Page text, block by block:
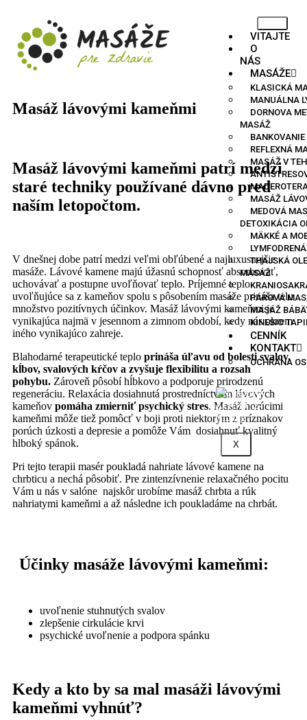
VITAJTE
O
NÁS
MASÁŽE
KLASICKÁ
MANUÁLNA
DORNOVA
MASÁŽ
REFLEXNÁ
MASÁŽ V
MASÁŽ
MEDOVÁ
DETOXIKÁCIA
MÄKKÉ A
THAJSKÁ
MASÁŽ
PÁROVÁ
MASÁŽ
KINESIO
CENNÍK
KONTAKT
OCHRANA
X
Masáž lávovými kameňmi
Masáž lávovými kameňmi patrí medzi
staré techniky používané dávno pred
naším letopočtom.
V dnešnej dobe patrí medzi veľmi obľúbené a najluxusnejšie
masáže. Lávové kamene majú úžasnú schopnosť absorbovať,
uchovávať a postupne uvoľňovať teplo. Príjemné teplo
uvoľňujúce sa z kameňov spolu s pôsobením masáže prináša telu
množstvo pozitívnych účinkov. Masáž lávovými kameňmi je
vynikajúca najmä v jesennom a zimnom období, kedy nás okrem
iného vynikajúco zahreje.
Blahodarné terapeutické teplo prináša úľavu od bolesti svalov,
kĺbov, svalových kŕčov a zvyšuje flexibilitu a rozsah
pohybu. Zároveň pôsobí hĺbkovo a podporuje prirodzenú
regeneráciu. Relaxácia dosiahnutá prostredníctvom lávových
kameňov pomáha zmierniť psychický stres. Masáž horúcimi
kameňmi môže tiež pomôcť v boji proti niektorým z príznakov
porúch úzkosti a depresie a pomôže Vám dosiahnuť kvalitný
hlboký spánok.
Pri tejto terapii masér poukladá nahriate lávové kamene na
chrbticu a nechá pôsobiť. Pre zintenzívnenie relaxačného pocitu
Vám u nás v salóne najskôr urobíme masáž chrbta a rúk
nahriatymi kameňmi a až následne ich poukladáme na chrbát.
Účinky masáže lávovými kameňmi:
uvoľnenie stuhnutých svalov
zlepšenie cirkulácie krvi
psychické uvoľnenie a podpora spánku
Kedy a kto by sa mal masáži lávovými
kameňmi vyhnúť?